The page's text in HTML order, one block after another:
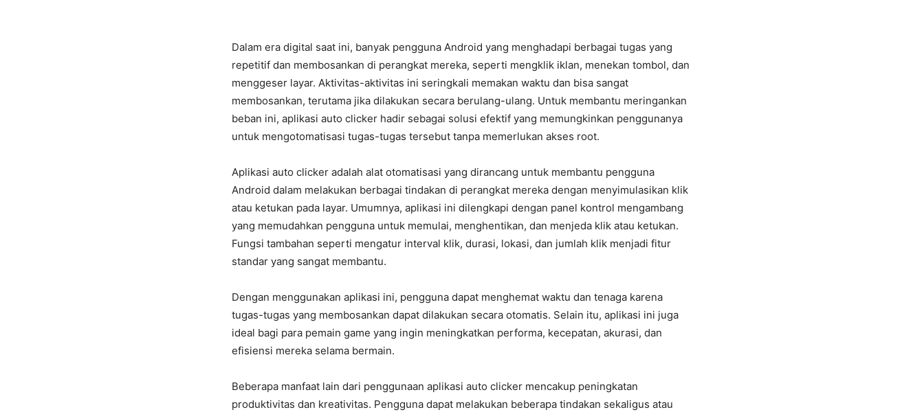
Dalam era digital saat ini, banyak pengguna Android yang menghadapi berbagai tugas yang
repetitif dan membosankan di perangkat mereka, seperti mengklik iklan, menekan tombol, dan
menggeser layar. Aktivitas-aktivitas ini seringkali memakan waktu dan bisa sangat
membosankan, terutama jika dilakukan secara berulang-ulang. Untuk membantu meringankan
beban ini, aplikasi auto clicker hadir sebagai solusi efektif yang memungkinkan penggunanya
untuk mengotomatisasi tugas-tugas tersebut tanpa memerlukan akses root.
Aplikasi auto clicker adalah alat otomatisasi yang dirancang untuk membantu pengguna
Android dalam melakukan berbagai tindakan di perangkat mereka dengan menyimulasikan klik
atau ketukan pada layar. Umumnya, aplikasi ini dilengkapi dengan panel kontrol mengambang
yang memudahkan pengguna untuk memulai, menghentikan, dan menjeda klik atau ketukan.
Fungsi tambahan seperti mengatur interval klik, durasi, lokasi, dan jumlah klik menjadi fitur
standar yang sangat membantu.
Dengan menggunakan aplikasi ini, pengguna dapat menghemat waktu dan tenaga karena
tugas-tugas yang membosankan dapat dilakukan secara otomatis. Selain itu, aplikasi ini juga
ideal bagi para pemain game yang ingin meningkatkan performa, kecepatan, akurasi, dan
efisiensi mereka selama bermain.
Beberapa manfaat lain dari penggunaan aplikasi auto clicker mencakup peningkatan
produktivitas dan kreativitas. Pengguna dapat melakukan beberapa tindakan sekaligus atau